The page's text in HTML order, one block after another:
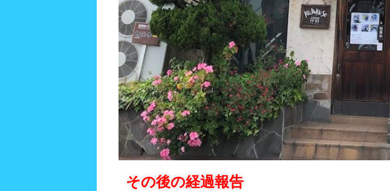
その後の経過報告